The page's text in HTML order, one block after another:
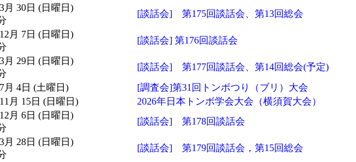
月 30日 (日曜日)
[談話会] 第175回談話会、第13回総会
月 7日 (日曜日)
[談話会] 第176回談話会
月 29日 (日曜日)
[談話会] 第177回談話会、第14回総会(予定)
月 4日 (土曜日) [調査会]第31回トンボつり（ブリ）大会
月 15日 (日曜日) 2026年日本トンボ学会大会（横須賀大会）
月 6日 (日曜日)
[談話会] 第178回談話会
月 28日 (日曜日)
[談話会] 第179回談話会，第15回総会